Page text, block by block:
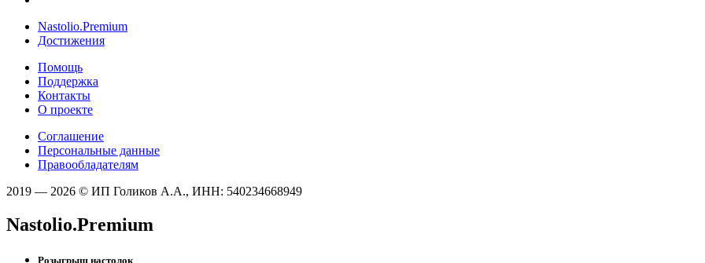
Nastolio.Premium
Достижения
Помощь
Поддержка
Контакты
О проекте
Соглашение
Персональные данные
Правообладателям
2019 — 2026 © ИП Голиков А.А., ИНН: 540234668949
Nastolio.Premium
Розыгрыш настолок